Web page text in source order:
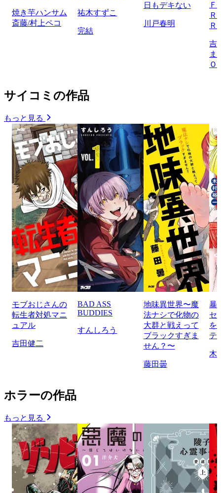
焼き芋ハンサム
斎藤/村上ペコ
祐木すずこ
完結
日もデキない
川戸春明
Ｆ
Ｒ
吉
ま
Ｏ
サイコミの作品
もっと見る
モブおじさんの
転生者対処マニ
ュアル
吉田健二
BAD ASS
BUDDIES
すんしろう
地味異世界〜魔
法ナシで化物の
大群と戦えって
ブラックすぎま
せん？〜
藤田曇
暴
セ
を
テ
木
ホラーの作品
もっと見る